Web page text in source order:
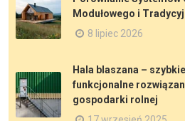
Modułowego i
8 lipiec 2026
Hala blaszana –
funkcjonalne
gospodarki rolnej